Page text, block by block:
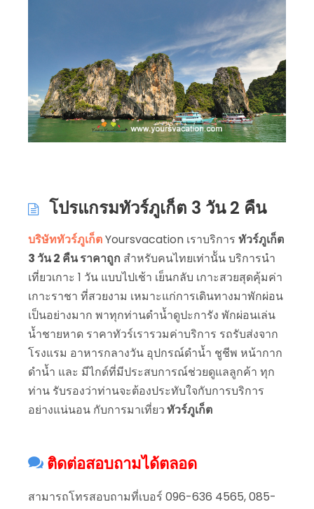
โปรแกรมทัวร์ภูเก็ต 3 วัน 2 คืน
บริษัททัวร์ภูเก็ตYoursvacation เราบริการ ทัวร์ภูเก็ต
3 วัน 2 คืน ราคาถูก สำหรับคนไทยเท่านััน บริการนำ
เที่ยวเกาะ 1 วัน แบบไปเช้า เย็นกลับ เกาะสวยสุดคุ้มค่า
เกาะราชา ที่สวยงาม เหมาะแก่การเดินทางมาพักผ่อน
เป็นอย่างมาก พาทุกท่านดำน้ำดูปะการัง พักผ่อนเล่น
น้ำชายหาด ราคาทัวร์เรารวมค่าบริการ รถรับส่งจาก
โรงแรม อาหารกลางวัน อุปกรณ์ดำน้ำ ชูชีพ หน้ากาก
ดำน้ำ และ มีไกด์ที่มีประสบการณ์ช่วยดูแลลูกค้า ทุก
ท่าน รับรองว่าท่านจะต้องประทับใจกับการบริการ
อย่างแน่นอน กับการมาเที่ยวทัวร์ภูเก็ต
ติดต่อสอบถามได้ตลอด
สามารถโทรสอบถามที่เบอร์ 096-636 4565, 085-